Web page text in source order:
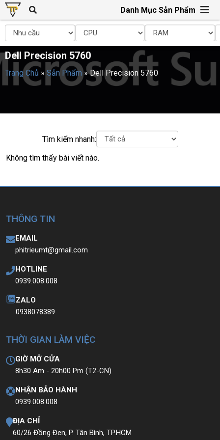
Danh Mục Sản Phẩm
Dell Precision 5760
Trang Chủ » Sản Phẩm »Dell Precision 5760
Tìm kiếm nhanh:
Không tìm thấy bài viết nào.
THÔNG TIN
EMAIL
phitrieumt@gmail.com
HOTLINE
0939.008.008
ZALO
0938078389
THỜI GIAN LÀM VIỆC
GIỜ MỞ CỬA
8h30 Am - 20h00 Pm (T2-CN)
NHẬN BẢO HÀNH
0939.008.008
ĐỊA CHỈ
60/26 Đồng Đen, P. Tân Bình, TP.HCM